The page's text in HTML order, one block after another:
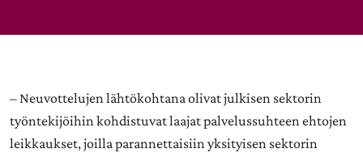
– Neuvottelujen lähtökohtana olivat julkisen sektorin
työntekijöihin kohdistuvat laajat palvelussuhteen ehtojen
leikkaukset, joilla parannettaisiin yksityisen sektorin